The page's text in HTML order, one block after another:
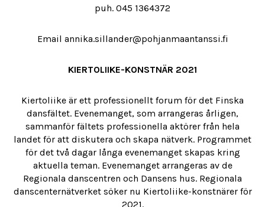
puh. 045 1364372
Email annika.sillander@pohjanmaantanssi.fi
KIERTOLIIKE-KONSTNÄR 2021
Kiertoliike är ett professionellt forum för det Finska
dansfältet. Evenemanget, som arrangeras årligen,
sammanför fältets professionella aktörer från hela
landet för att diskutera och skapa nätverk. Programmet
för det två dagar långa evenemanget skapas kring
aktuella teman. Evenemanget arrangeras av de
Regionala danscentren och Dansens hus. Regionala
danscenternätverket söker nu Kiertoliike-konstnärer för
2021.